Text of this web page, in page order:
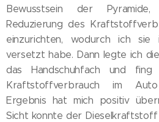
Bewusstsein der
Reduzierung des
einzurichten, wodurch ich
versetzt habe. Dann legte ich
das Handschuhfach und fing
Kraftstoffverbrauch im
Ergebnis hat mich positiv
Sicht konnte der Dieselkraftstoff